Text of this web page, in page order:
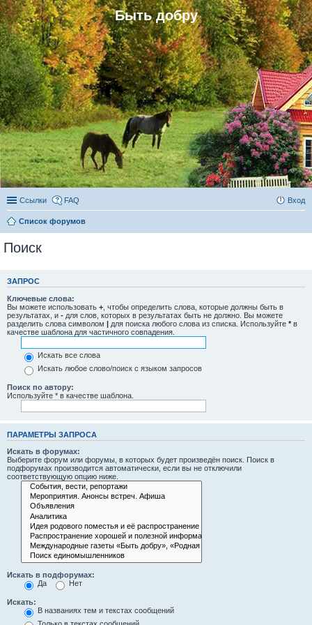
Быть добру
Ссылки FAQ Вход
Список форумов
Поиск
ЗАПРОС
Ключевые слова:
Вы можете использовать + , чтобы определить слова, которые должны быть в
результатах, и - для слов, которых в результатах быть не должно. Вы можете
разделить слова символом | для поиска любого слова из списка. Используйте * в
качестве шаблона для частичного совпадения.
Искать все слова
Искать любое слово/поиск с языком запросов
Поиск по автору:
Используйте * в качестве шаблона.
ПАРАМЕТРЫ ЗАПРОСА
Искать в форумах:
Выберите форум или форумы, в которых будет произведён поиск. Поиск в
подфорумах производится автоматически, если вы не отключили
соответствующую опцию ниже.
Искать в подфорумах:
Да
Нет
Искать:
В названиях тем и текстах сообщений